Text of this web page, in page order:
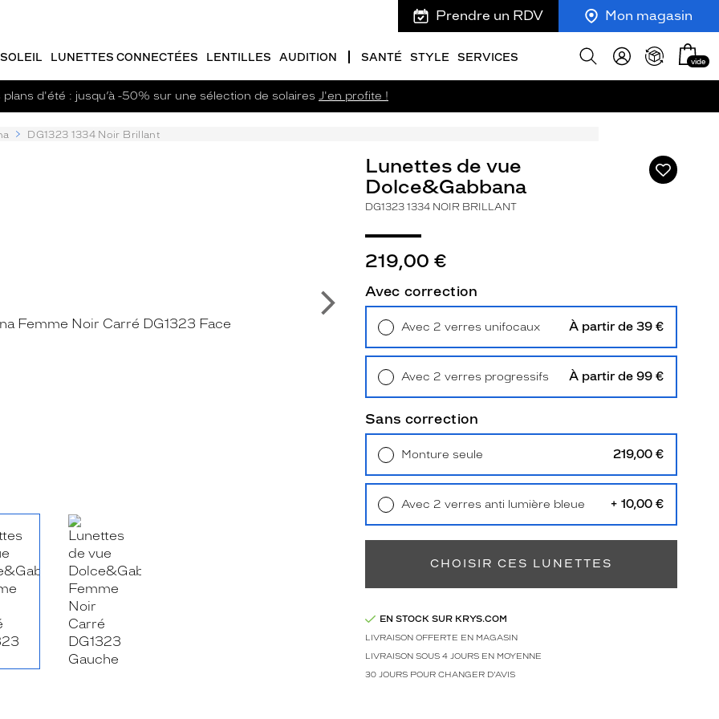
Prendre un RDV Mon magasin
LUNETTES CONNECTÉES LENTILLES AUDITION SANTÉ STYLE SERVICES
Afficher
Mon
panier
vide
plans d'été : jusqu’à -50% sur une sélection de solaires J'en profite !
DG1323 1334 Noir Brillant
Ajouter
à
Suivant
Lunettes de vue
Dolce&Gabbana
DG1323 1334 NOIR BRILLANT
219,00 €
Avec correction
Avec 2 verres unifocaux À partir de 39 €
Avec 2 verres progressifs À partir de 99 €
Sans correction
Monture seule 219,00 €
Retrait en magasin Offert
Avec 2 verres anti lumière bleue + 10,00 €
CHOISIR CES LUNETTES
EN STOCK SUR KRYS.COM
LIVRAISON OFFERTE EN MAGASIN
LIVRAISON SOUS 4 JOURS EN MOYENNE
30 JOURS POUR CHANGER D'AVIS